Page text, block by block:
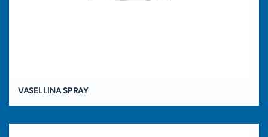
VASELLINA SPRAY